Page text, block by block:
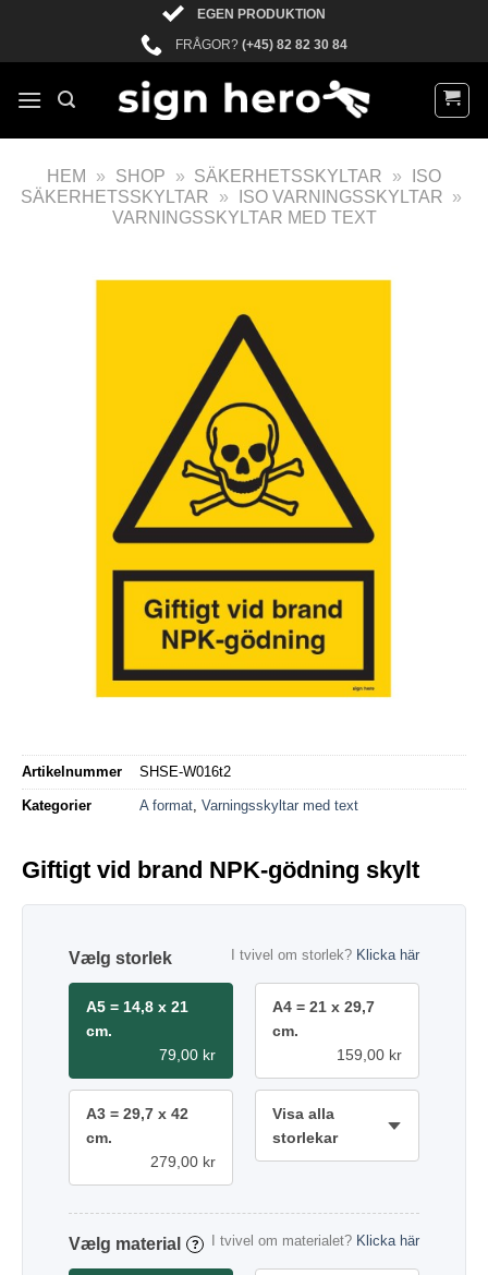
EGEN PRODUKTION
FRÅGOR? (+45) 82 82 30 84
HEM » SHOP » SÄKERHETSSKYLTAR »
ISO
SÄKERHETSSKYLTAR
» ISO VARNINGSSKYLTAR »
VARNINGSSKYLTAR MED TEXT
Artikelnummer SHSE-W016t2
Kategorier A format Varningsskyltar med text
Giftigt vid brand NPK-gödning skylt
storlek I tvivel om storlek? Klicka här
A5 = 14,8 x 21
cm.
79,00 kr
A4 = 21 x 29,7
cm.
159,00 kr
A3 = 29,7 x 42
cm.
279,00 kr
Visa alla
storlekar
material ? I tvivel om materialet? Klicka här